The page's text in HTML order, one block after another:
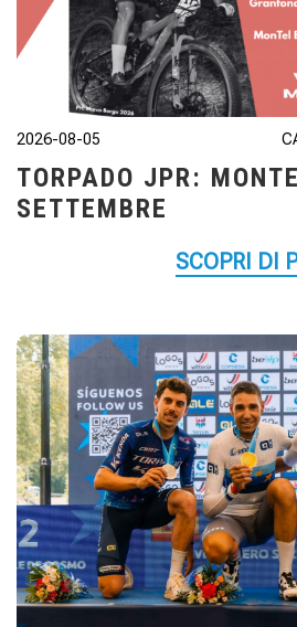
2026-08-05
TORPADO JPR:
SETTEMBRE
SCOPRI DI